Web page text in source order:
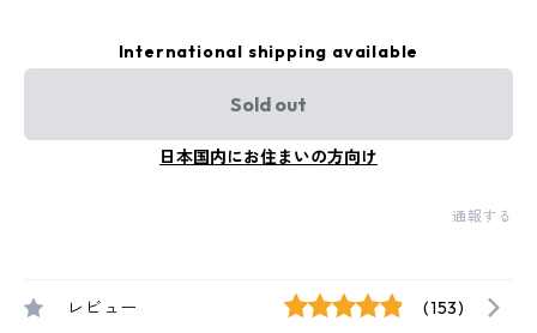
International shipping available
Sold out
日本国内にお住まいの方向け
通報する
レビュー (153)